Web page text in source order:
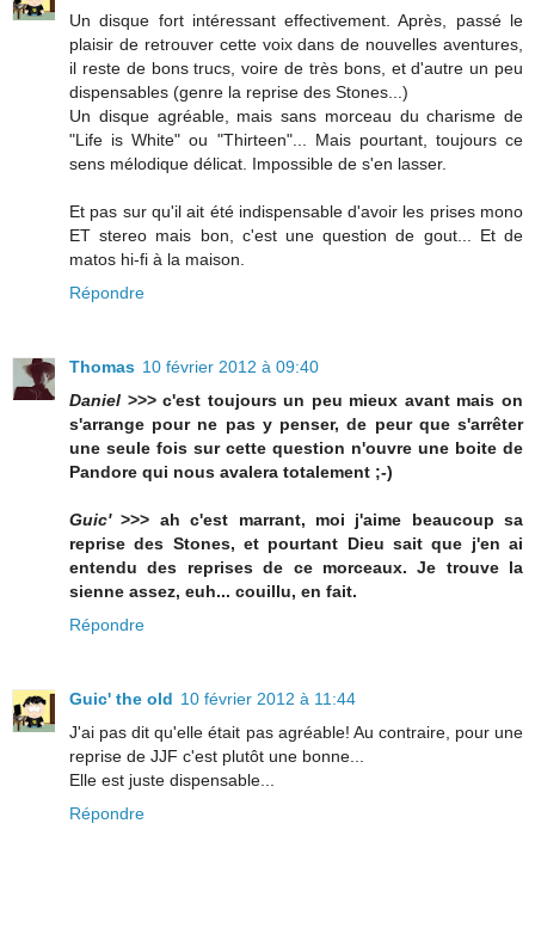
Un disque fort intéressant effectivement. Après, passé le
plaisir de retrouver cette voix dans de nouvelles aventures,
il reste de bons trucs, voire de très bons, et d'autre un peu
dispensables (genre la reprise des Stones...)
Un disque agréable, mais sans morceau du charisme de
"Life is White" ou "Thirteen"... Mais pourtant, toujours ce
sens mélodique délicat. Impossible de s'en lasser.
Et pas sur qu'il ait été indispensable d'avoir les prises mono
ET stereo mais bon, c'est une question de gout... Et de
matos hi-fi à la maison.
Répondre
Thomas 10 février 2012 à 09:40
Daniel >>> c'est toujours un peu mieux avant mais on
s'arrange pour ne pas y penser, de peur que s'arrêter
une seule fois sur cette question n'ouvre une boite de
Pandore qui nous avalera totalement ;-)
Guic'>>> ah c'est marrant, moi j'aime beaucoup sa
reprise des Stones, et pourtant Dieu sait que j'en ai
entendu des reprises de ce morceaux. Je trouve la
sienne assez, euh... couillu, en fait.
Répondre
Guic' the old 10 février 2012 à 11:44
J'ai pas dit qu'elle était pas agréable! Au contraire, pour une
reprise de JJF c'est plutôt une bonne...
Elle est juste dispensable...
Répondre